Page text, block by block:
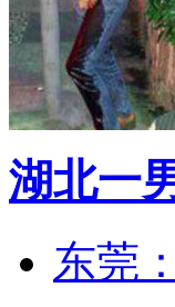
湖北一
东莞